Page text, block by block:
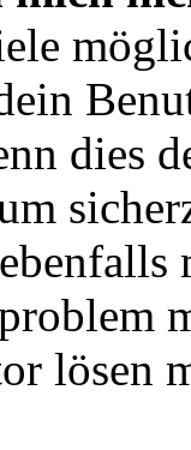
dies
lösen